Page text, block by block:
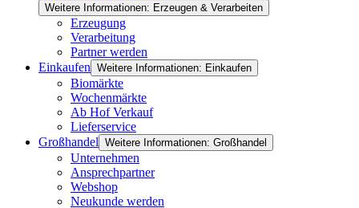
Weitere Informationen: Erzeugen & Verarbeiten
Erzeugung
Verarbeitung
Partner werden
Einkaufen Weitere Informationen: Einkaufen
Biomärkte
Wochenmärkte
Ab Hof Verkauf
Lieferservice
Großhandel Weitere Informationen: Großhandel
Unternehmen
Ansprechpartner
Webshop
Neukunde werden